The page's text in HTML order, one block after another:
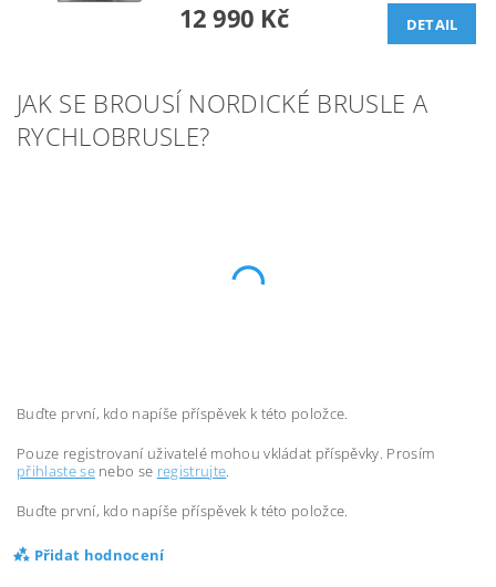
12 990 Kč DETAIL
JAK SE BROUSÍ NORDICKÉ BRUSLE A
RYCHLOBRUSLE?
Buďte první, kdo napíše příspěvek k této položce.
Pouze registrovaní uživatelé mohou vkládat příspěvky. Prosím
přihlaste senebo se registrujte.
Buďte první, kdo napíše příspěvek k této položce.
Přidat hodnocení